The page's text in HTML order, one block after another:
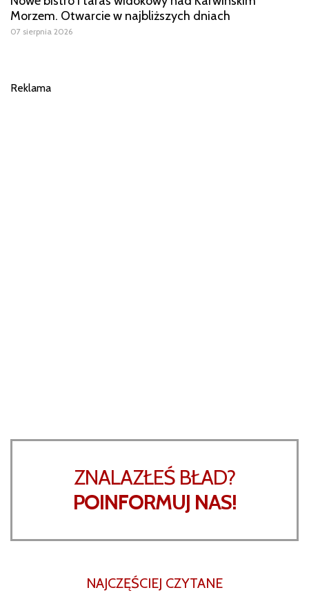
Morzem. Otwarcie w najbliższych dniach
07 sierpnia 2026
Reklama
ZNALAZŁEŚ BŁAD?
POINFORMUJ NAS!
NAJCZĘŚCIEJ CZYTANE